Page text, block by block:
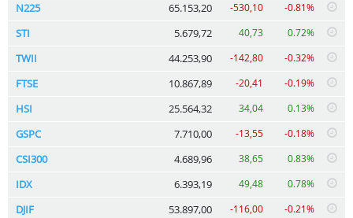
N225 65.153,20 -530,10 -0.81%
STI 5.679,72 40,73 0.72%
TWII 44.253,90 -142,80 -0.32%
FTSE 10.867,89 -20,41 -0.19%
HSI 25.564,32 34,04 0.13%
GSPC 7.710,00 -13,55 -0.18%
CSI300 4.689,96 38,65 0.83%
IDX 6.393,19 49,48 0.78%
DJIF 53.897,00 -116,00 -0.21%